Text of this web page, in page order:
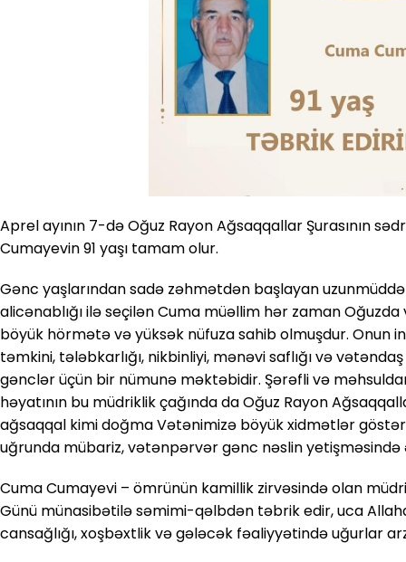
Aprel ayının 7-də Oğuz Rayon Ağsaqqallar Şurasının
Cumayevin 91 yaşı tamam olur.
Gənc yaşlarından sadə zəhmətdən başlayan
alicənablığı ilə seçilən Cuma müəllim hər zaman
böyük hörmətə və yüksək nüfuza sahib olmuşdur. Onun
təmkini, tələbkarlığı, nikbinliyi, mənəvi saflığı və
gənclər üçün bir nümunə məktəbidir. Şərəfli və
həyatının bu müdriklik çağında da Oğuz Rayon
ağsaqqal kimi doğma Vətənimizə böyük xidmətlər
uğrunda mübariz, vətənpərvər gənc nəslin yetişməsində
Cuma Cumayevi – ömrünün kamillik zirvəsində olan
Günü münasibətilə səmimi-qəlbdən təbrik edir, uca
cansağlığı, xoşbəxtlik və gələcək fəaliyyətində uğurlar